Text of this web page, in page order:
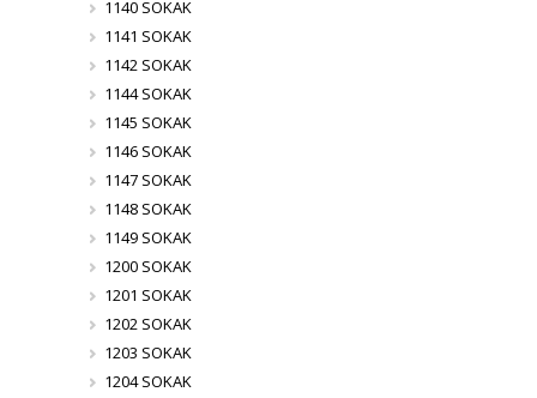
1140 SOKAK
1141 SOKAK
1142 SOKAK
1144 SOKAK
1145 SOKAK
1146 SOKAK
1147 SOKAK
1148 SOKAK
1149 SOKAK
1200 SOKAK
1201 SOKAK
1202 SOKAK
1203 SOKAK
1204 SOKAK